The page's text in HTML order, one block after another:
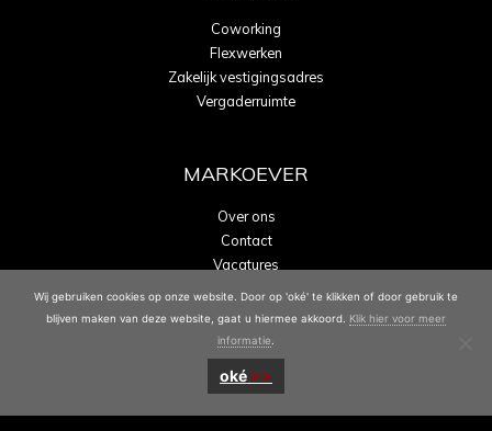
Coworking
Flexwerken
Zakelijk vestigingsadres
Vergaderruimte
MARKOEVER
Over ons
Contact
Vacatures
Energielabel A
Wij gebruiken cookies op onze website. Door op 'oké' te klikken of door gebruik te
blijven maken van deze website, gaat u hiermee akkoord. Klik hier voor meer
informatie
oké